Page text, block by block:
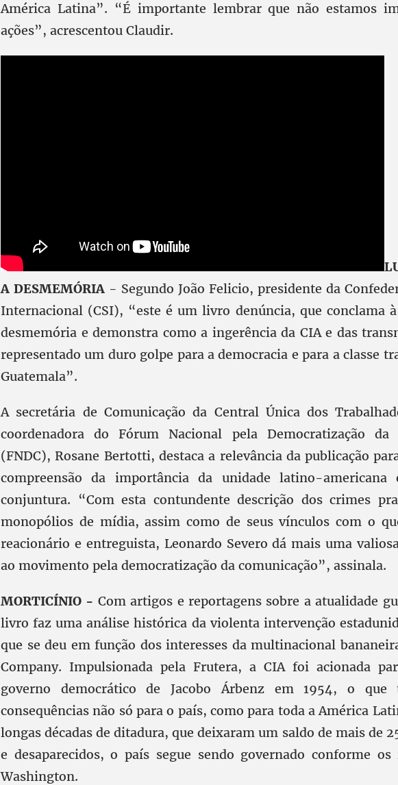
América Latina”. “É importante lembrar que não estamos
ações”, acrescentou Claudir.
A DESMEMÓRIA - Segundo João Felicio, presidente da
Internacional (CSI), “este é um livro denúncia, que conclama
desmemória e demonstra como a ingerência da CIA e das
representado um duro golpe para a democracia e para a classe
Guatemala”.
A secretária de Comunicação da Central Única dos
coordenadora do Fórum Nacional pela Democratização da
(FNDC), Rosane Bertotti, destaca a relevância da publicação
compreensão da importância da unidade latino-
conjuntura. “Com esta contundente descrição dos crimes
monopólios de mídia, assim como de seus vínculos com o
reacionário e entreguista, Leonardo Severo dá mais uma
ao movimento pela democratização da comunicação”, assinala.
MORTICÍNIO - Com artigos e reportagens sobre a atualidade
livro faz uma análise histórica da violenta intervenção
que se deu em função dos interesses da multinacional
Company. Impulsionada pela Frutera, a CIA foi acionada
governo democrático de Jacobo Árbenz em 1954, o que
consequências não só para o país, como para toda a América
longas décadas de ditadura, que deixaram um saldo de mais de
e desaparecidos, o país segue sendo governado conforme os
Washington.